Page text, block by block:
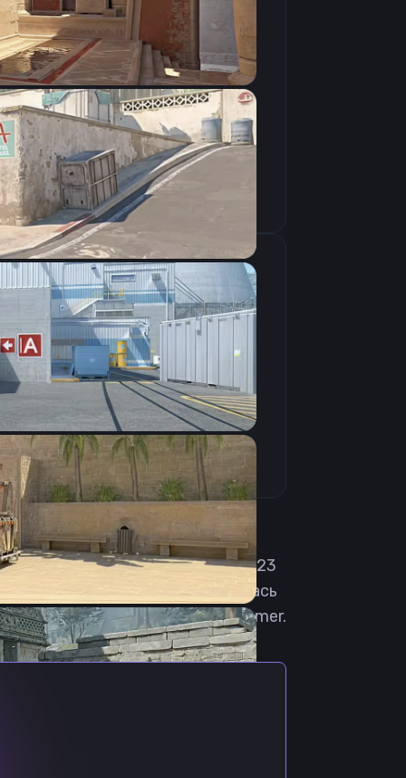
Скопировать
1280×960
360Hz
27 мая 2004 года. Свою
Geniuses Gold. В феврале 2023
Shimmer. 3 октября вернулась
года перешла в команду Shimmer.